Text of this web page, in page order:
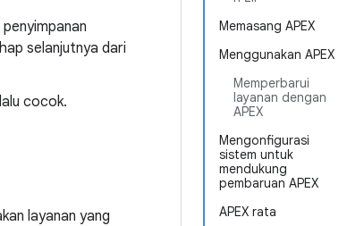
Memasang APEX
Menggunakan APEX
Memperbarui
layanan dengan
APEX
Mengonfigurasi
sistem untuk
mendukung
pembaruan APEX
APEX rata
selanjutnya dari
cocok.
layanan yang